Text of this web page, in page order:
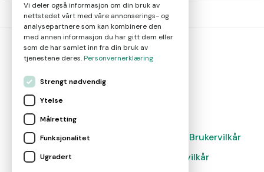
smart
Magasin Nyheter
Brukervilkår
Leverandørvilkår
Leverandørvilkår
Vi deler også informasjon om din bruk av
nettstedet vårt med våre annonserings- og
analysepartnere som kan kombinere den
med annen informasjon du har gitt dem eller
som de har samlet inn fra din bruk av
tjenestene deres.Personvernerklæring
Strengt nødvendig
Ytelse
Målretting
Funksjonalitet
Ugradert